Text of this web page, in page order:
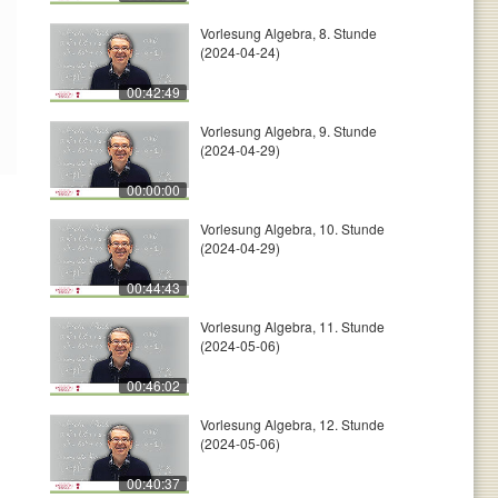
00:42:49
Vorlesung Algebra, 8. Stunde
(2024-04-24)
00:00:00
Vorlesung Algebra, 9. Stunde
(2024-04-29)
00:44:43
Vorlesung Algebra, 10. Stunde
(2024-04-29)
00:46:02
Vorlesung Algebra, 11. Stunde
(2024-05-06)
00:40:37
Vorlesung Algebra, 12. Stunde
(2024-05-06)